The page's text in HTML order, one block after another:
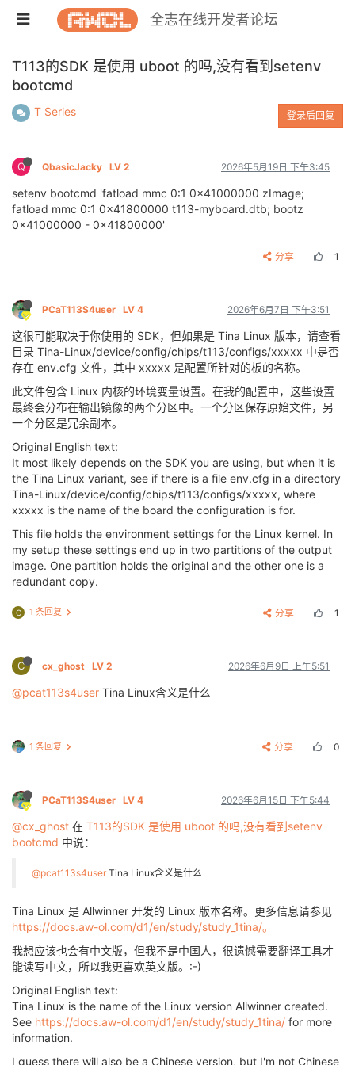
全志在线开发者论坛
T113的SDK 是使用 uboot 的吗,没有看到setenv
bootcmd
T Series 登录后回复
Q QbasicJacky LV 2 2026年5月19日 下午3:45
setenv bootcmd 'fatload mmc 0:1 0x41000000 zImage;
fatload mmc 0:1 0x41800000 t113-myboard.dtb; bootz
0x41000000 - 0x41800000'
分享 1
PCaT113S4user LV 4 2026年6月7日 下午3:51
这很可能取决于你使用的 SDK，但如果是 Tina Linux 版本，请查看
目录 Tina-Linux/device/config/chips/t113/configs/xxxxx 中是否
存在 env.cfg 文件，其中 xxxxx 是配置所针对的板的名称。
此文件包含 Linux 内核的环境变量设置。在我的配置中，这些设置
最终会分布在输出镜像的两个分区中。一个分区保存原始文件，另
一个分区是冗余副本。
Original English text:
It most likely depends on the SDK you are using, but when it is
the Tina Linux variant, see if there is a file env.cfg in a directory
Tina-Linux/device/config/chips/t113/configs/xxxxx, where
xxxxx is the name of the board the configuration is for.
This file holds the environment settings for the Linux kernel. In
my setup these settings end up in two partitions of the output
image. One partition holds the original and the other one is a
redundant copy.
C 1 条回复 分享 1
C cx_ghost LV 2 2026年6月9日 上午5:51
@pcat113s4user Tina Linux含义是什么
1 条回复 分享 0
PCaT113S4user LV 4 2026年6月15日 下午5:44
@cx_ghost 在 T113的SDK 是使用 uboot 的吗,没有看到setenv
bootcmd 中说：
@pcat113s4user Tina Linux含义是什么
Tina Linux 是 Allwinner 开发的 Linux 版本名称。更多信息请参见
https://docs.aw-ol.com/d1/en/study/study_1tina/。
我想应该也会有中文版，但我不是中国人，很遗憾需要翻译工具才
能读写中文，所以我更喜欢英文版。:-)
Original English text:
Tina Linux is the name of the Linux version Allwinner created.
See https://docs.aw-ol.com/d1/en/study/study_1tina/ for more
information.
I guess there will also be a Chinese version, but I'm not Chinese